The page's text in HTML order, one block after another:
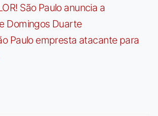
São Paulo anuncia a
Domingos Duarte
Paulo empresta atacante para